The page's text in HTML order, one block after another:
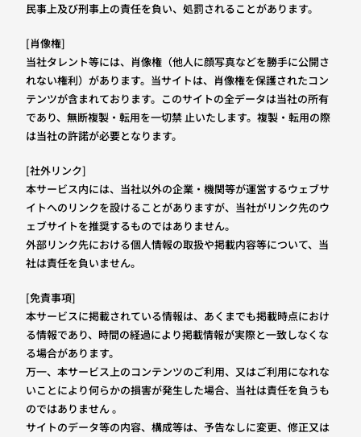
民事上及び刑事上の責任を負い、処罰されることがあります。
[肖像権]
当社タレント等には、肖像権（他人に顔写真などを勝手に公開さ
れない権利）があります。当サイトは、肖像権を保護されたコン
テンツが含まれております。このサイトの全データは当社の所有
であり、無断複製・転用を一切禁 止いたします。複製・転用の際
は当社の許諾が必要となります。
[社外リンク]
本サービス内には、当社以外の企業・機関等が運営するウェブサ
イトへのリンクを設けることがありますが、当社がリンク先のウ
ェブサイトを推奨するものではありません。
外部リンク先における個人情報の取扱や掲載内容等について、当
社は責任を負いません。
[免責事項]
本サービスに掲載されている情報は、あくまでも掲載時点におけ
る情報であり、時間の経過により掲載情報が実際と一致しなくな
る場合があります。
万一、本サービス上のコンテンツのご利用、又はご利用になれな
いことにより何らかの損害が発生した場合、当社は責任を負うも
のではありません 。
サイトのデータ等の内容、構成等は、予告なしに変更、修正又は